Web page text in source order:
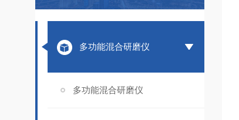
多功能混合研磨仪
多功能混合研磨仪